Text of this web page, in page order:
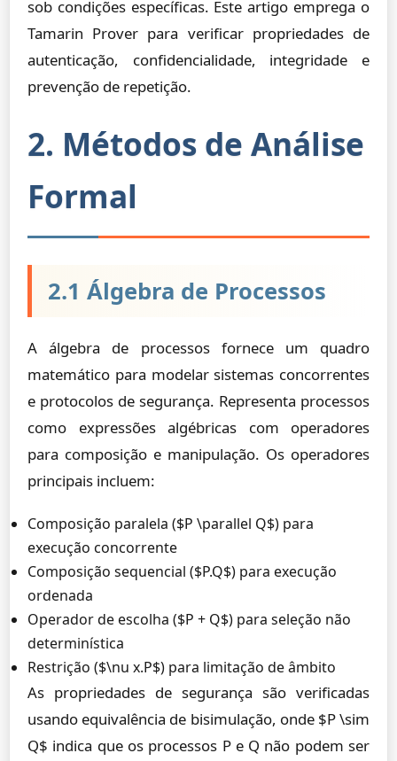
sob condições específicas. Este artigo emprega o
Tamarin Prover para verificar propriedades de
autenticação, confidencialidade, integridade e
prevenção de repetição.
2. Métodos de Análise
Formal
2.1 Álgebra de Processos
A álgebra de processos fornece um quadro
matemático para modelar sistemas concorrentes
e protocolos de segurança. Representa processos
como expressões algébricas com operadores
para composição e manipulação. Os operadores
principais incluem:
Composição paralela ($P \parallel Q$) para
execução concorrente
Composição sequencial ($P.Q$) para execução
ordenada
Operador de escolha ($P + Q$) para seleção não
determinística
Restrição ($\nu x.P$) para limitação de âmbito
As propriedades de segurança são verificadas
usando equivalência de bisimulação, onde $P \sim
Q$ indica que os processos P e Q não podem ser